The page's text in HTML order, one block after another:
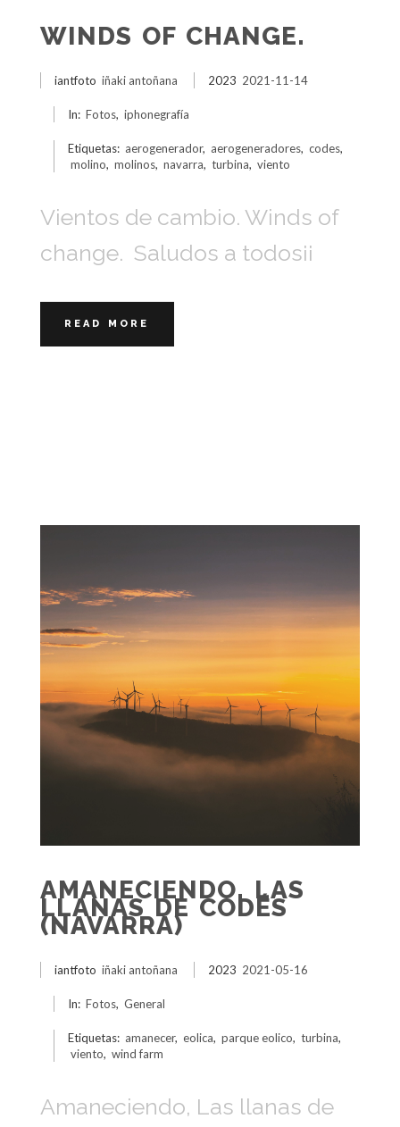
WINDS OF CHANGE.
iantfoto iñaki antoñana 2023 2021-11-14
In: Fotos, iphonegrafía
Etiquetas: aerogenerador, aerogeneradores, codes,
molino, molinos, navarra, turbina, viento
Vientos de cambio. Winds of
change. Saludos a todos¡¡
READ MORE
AMANECIENDO, LAS
LLANAS DE CODÉS
(NAVARRA)
iantfoto iñaki antoñana 2023 2021-05-16
In: Fotos, General
Etiquetas: amanecer, eolica, parque eolico, turbina,
viento, wind farm
Amaneciendo, Las llanas de